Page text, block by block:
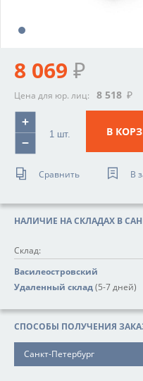
8 069 ₽
Цена для юр. лиц: 8 518 ₽
В
Сравнить В
НАЛИЧИЕ НА СКЛАДАХ В
Склад:
Василеостровский
Удаленный склад(5-7 дней)
СПОСОБЫ ПОЛУЧЕНИЯ
Санкт-Петербург